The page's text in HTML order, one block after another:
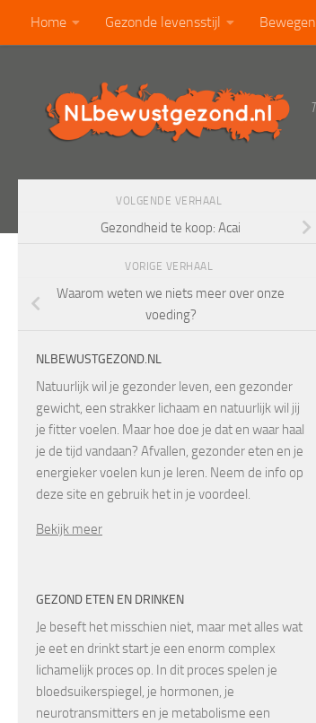
Doorgaan naar inhoud
Home Gezonde levensstijl Bewegen
VOLGENDE VERHAAL
Gezondheid te koop: Acai
VORIGE VERHAAL
Waarom weten we niets meer over onze
voeding?
NLBEWUSTGEZOND.NL
Natuurlijk wil je gezonder leven, een gezonder
gewicht, een strakker lichaam en natuurlijk wil jij
je fitter voelen. Maar hoe doe je dat en waar haal
je de tijd vandaan? Afvallen, gezonder eten en je
energieker voelen kun je leren. Neem de info op
deze site en gebruik het in je voordeel.
Bekijk meer
GEZOND ETEN EN DRINKEN
Je beseft het misschien niet, maar met alles wat
je eet en drinkt start je een enorm complex
lichamelijk proces op. In dit proces spelen je
bloedsuikerspiegel, je hormonen, je
neurotransmitters en je metabolisme een